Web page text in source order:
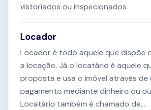
vistoriados ou inspecionados.
Locador
Locador é todo aquele que dispõe
a locação. Já o locatário é aquele
proposta e usa o imóvel através de
pagamento mediante dinheiro ou
Locatário também é chamado de...